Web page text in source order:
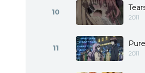
10
2011
11
2011